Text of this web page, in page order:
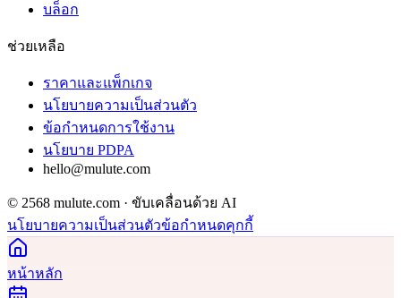
บล็อก
ช่วยเหลือ
ราคาและแพ็กเกจ
นโยบายความเป็นส่วนตัว
ข้อกำหนดการใช้งาน
นโยบาย PDPA
hello@mulute.com
© 2568 mulute.com · ขับเคลื่อนด้วย AI
นโยบายความเป็นส่วนตัวข้อกำหนดคุกกี้
หน้าหลัก